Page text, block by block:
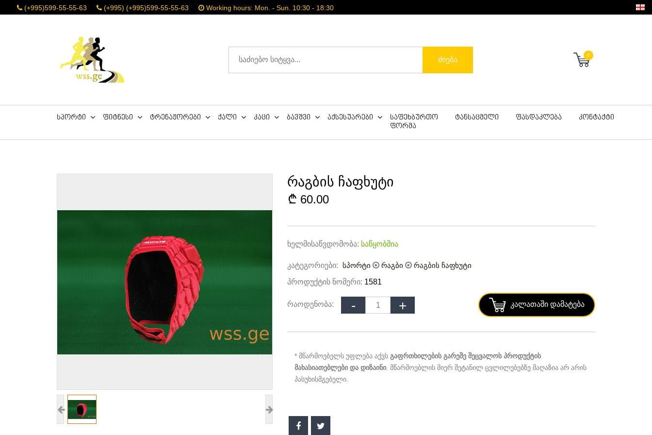
(+995)599-55-55-63 (+995) (+995)599-55-55-63 Working hours: Mon. - Sun. 10:30 - 18:30
ძიება
0
სპორტი ფიტნესი ტრენაჟორები ქალი კაცი ბავშვი აქსესუარები
საფეხბურთო
ფორმა
ტანსაცმელი ფასდაკლება კონტაქტი
რაგბის ჩაფხუტი
60.00
ხელმისაწვდომობა: საწყობშია
კატეგორიები: სპორტი რაგბი
რაგბის ჩაფხუტი
პროდუქტის ნომერი: 1581
რაოდენობა: Კალათაში Დამატება
* მწარმოებელს უფლება აქვს გაფრთხილების გარეშე შეცვალოს პროდუქტის
მახასიათებლები და დიზაინი . მწარმოებლის მიერ შეტანილ ცვლილებებზე მაღაზია არ არის
პასუხისმგებელი.